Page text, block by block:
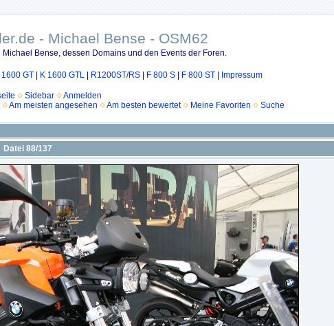
- Michael Bense - OSM62
Bense, dessen Domains und den Events der Foren.
1600 GT K 1600 GTL R1200ST/RS F 800 S F 800 ST Impressum
Sidebar
Anmelden
Am meisten angesehen Am besten bewertet Meine Favoriten Suche
Datei 88/137